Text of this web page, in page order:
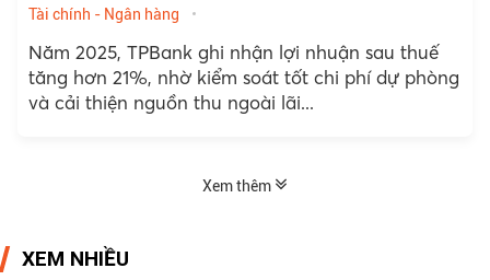
Tài chính - Ngân hàng
Năm 2025, TPBank ghi nhận lợi nhuận sau thuế
tăng hơn 21%, nhờ kiểm soát tốt chi phí dự phòng
và cải thiện nguồn thu ngoài lãi...
Xem thêm
XEM NHIỀU